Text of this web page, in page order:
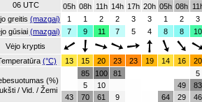
06 UTC
05h 08h 11h 14h 17h 20h 05h 08h
greitis (mazgai) 1 1 2 2 3 3 1 2
3
gūsiai (mazgai) 7 9 11 7 5 4 8 8
10
Vėjo kryptis
(°C) 13 15 20 23 23 19 14 16 20
(%)
/ Vid. / Žemi
43
85
5
70
100
10
61
81
9 64
49
29
5
83
46